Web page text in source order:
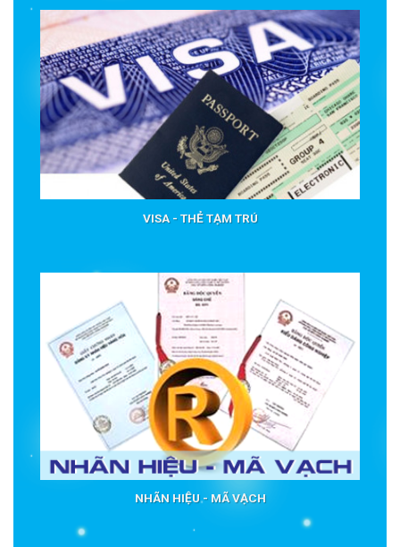
VISA - THẺ TẠM TRÚ
NHÃN HIỆU - MÃ VẠCH